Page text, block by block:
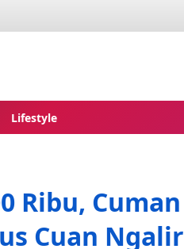
Lifestyle
Ribu, Cuman
Cuan Ngalir